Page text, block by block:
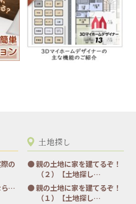
の
ら…
土地探し
親の土地に家を建てるぞ！
（２）【土地探し…
親の土地に家を建てるぞ！
（１）【土地探し…